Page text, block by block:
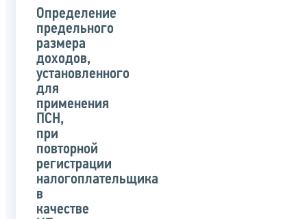
органом
указанного
письма
Определение
предельного
размера
доходов,
установленного
для
применения
ПСН,
при
повторной
регистрации
налогоплательщика
в
качестве